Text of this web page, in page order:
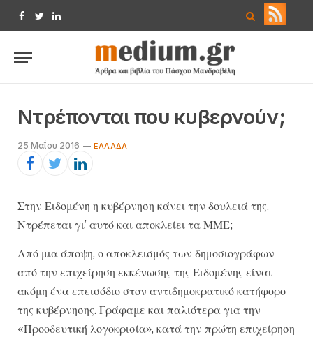
Facebook
TwitterLinkedIn
Ντρέπονται που κυβερνούν;
25 Μαΐου 2016 ΕΛΛΆΔΑ
Στην Ειδομένη η κυβέρνηση κάνει την δουλειά της.
Ντρέπεται γι’ αυτό και αποκλείει τα ΜΜΕ;
Από μια άποψη, ο αποκλεισμός των δημοσιογράφων
από την επιχείρηση εκκένωσης της Ειδομένης είναι
ακόμη ένα επεισόδιο στον αντιδημοκρατικό κατήφορο
της κυβέρνησης. Γράφαμε και παλιότερα για την
«Προοδευτική λογοκρισία», κατά την πρώτη επιχείρηση